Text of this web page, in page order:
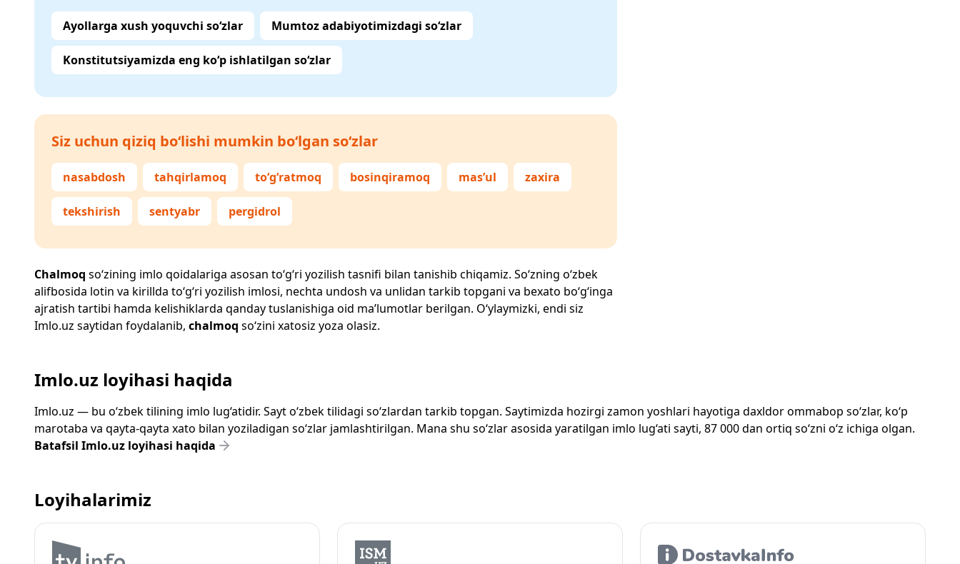
Ayollarga xush yoquvchi so‘zlar Mumtoz adabiyotimizdagi so‘zlar
Konstitutsiyamizda eng ko‘p ishlatilgan so‘zlar
Siz uchun qiziq bo‘lishi mumkin bo‘lgan so‘zlar
nasabdosh tahqirlamoq to‘g‘ratmoq bosinqiramoq mas’ul zaxira
tekshirish sentyabr pergidrol
Chalmoq so‘zining imlo qoidalariga asosan to‘g‘ri yozilish tasnifi bilan tanishib chiqamiz. So‘zning o‘zbek
alifbosida lotin va kirillda to‘g‘ri yozilish imlosi, nechta undosh va unlidan tarkib topgani va bexato bo‘g‘inga
ajratish tartibi hamda kelishiklarda qanday tuslanishiga oid ma’lumotlar berilgan. O‘ylaymizki, endi siz
Imlo.uz saytidan foydalanib, chalmoq so‘zini xatosiz yoza olasiz.
Imlo.uz loyihasi haqida
Imlo.uz — bu o‘zbek tilining imlo lug‘atidir. Sayt o‘zbek tilidagi so‘zlardan tarkib topgan. Saytimizda hozirgi zamon yoshlari hayotiga daxldor ommabop so‘zlar, ko‘p
marotaba va qayta-qayta xato bilan yoziladigan so‘zlar jamlashtirilgan. Mana shu so‘zlar asosida yaratilgan imlo lug‘ati sayti, 87 000 dan ortiq so‘zni o‘z ichiga olgan.
Batafsil Imlo.uz loyihasi haqida
Loyihalarimiz